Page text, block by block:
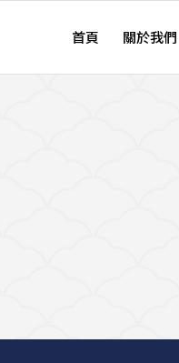
首頁 關於我們